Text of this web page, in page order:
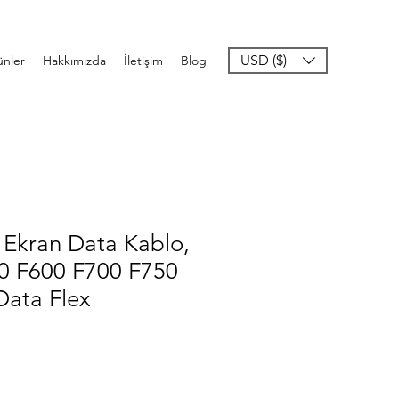
Hakkımızda İletişim Blog USD ($)
Data Kablo,
F600 F700 F750
Flex